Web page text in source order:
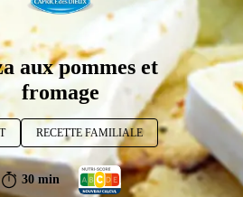
aux pommes et
fromage
RECETTE FAMILIALE
30 min